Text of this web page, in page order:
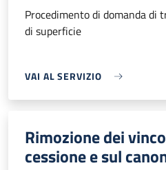
Procedimento di domanda di
di superficie
VAI AL SERVIZIO
Rimozione dei
cessione e sul